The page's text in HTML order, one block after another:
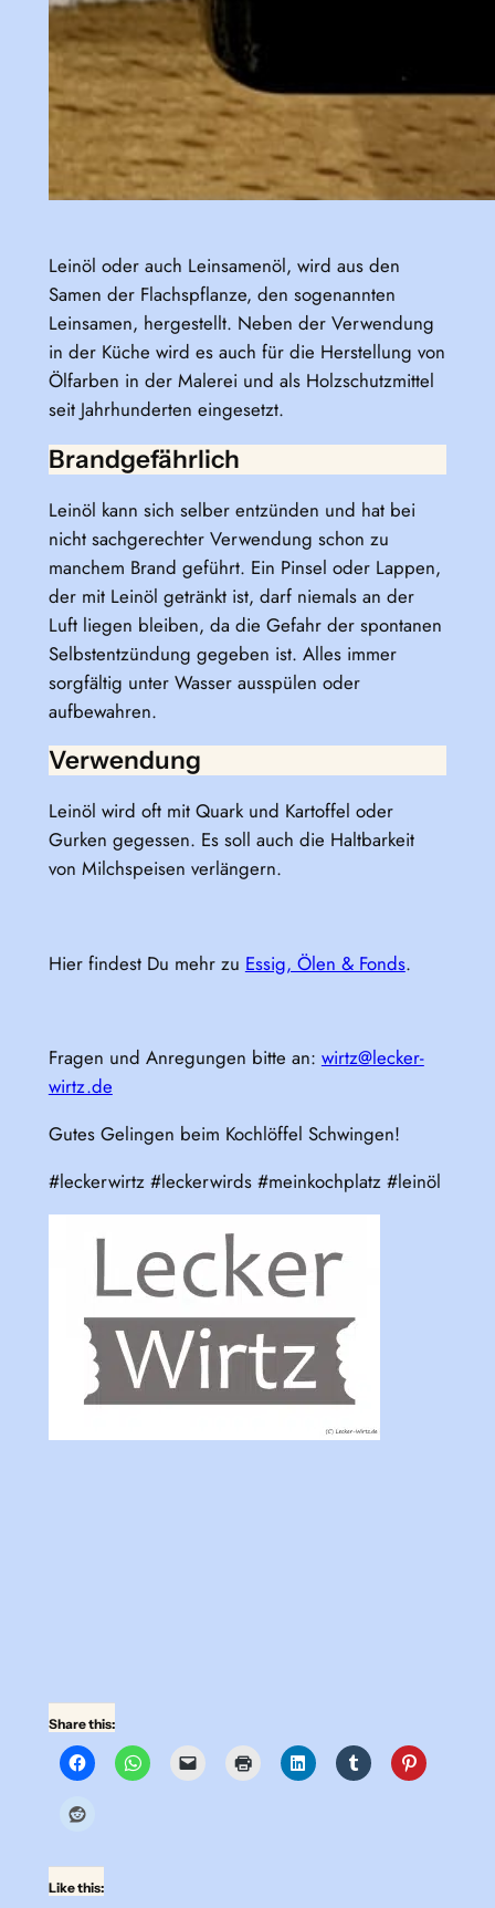
Leinöl oder auch Leinsamenöl, wird aus den
Samen der Flachspflanze, den sogenannten
Leinsamen, hergestellt. Neben der Verwendung
in der Küche wird es auch für die Herstellung von
Ölfarben in der Malerei und als Holzschutzmittel
seit Jahrhunderten eingesetzt.
Brandgefährlich
Leinöl kann sich selber entzünden und hat bei
nicht sachgerechter Verwendung schon zu
manchem Brand geführt. Ein Pinsel oder Lappen,
der mit Leinöl getränkt ist, darf niemals an der
Luft liegen bleiben, da die Gefahr der spontanen
Selbstentzündung gegeben ist. Alles immer
sorgfältig unter Wasser ausspülen oder
aufbewahren.
Verwendung
Leinöl wird oft mit Quark und Kartoffel oder
Gurken gegessen. Es soll auch die Haltbarkeit
von Milchspeisen verlängern.
Hier findest Du mehr zu Essig, Ölen & Fonds.
Fragen und Anregungen bitte an: wirtz@lecker-
wirtz.de
Gutes Gelingen beim Kochlöffel Schwingen!
#leckerwirtz #leckerwirds #meinkochplatz #leinöl
Share this:
Like this: